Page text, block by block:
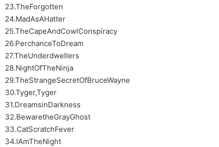
23.TheForgotten
24.MadAsAHatter
25.TheCapeAndCowlConspiracy
26.PerchanceToDream
27.TheUnderdwellers
28.NightOfTheNinja
29.TheStrangeSecretOfBruceWayne
30.Tyger,Tyger
31.DreamsinDarkness
32.BewaretheGrayGhost
33.CatScratchFever
34.IAmTheNight